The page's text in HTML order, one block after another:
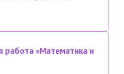
работа «Математика и